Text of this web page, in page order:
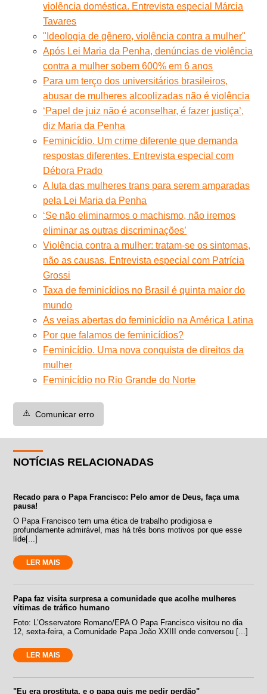
violência doméstica. Entrevista especial Márcia
Tavares
"Ideologia de gênero, violência contra a mulher"
Após Lei Maria da Penha, denúncias de violência
contra a mulher sobem 600% em 6 anos
Para um terço dos universitários brasileiros,
abusar de mulheres alcoolizadas não é violência
‘Papel de juiz não é aconselhar, é fazer justiça’,
diz Maria da Penha
Feminicídio. Um crime diferente que demanda
respostas diferentes. Entrevista especial com
Débora Prado
A luta das mulheres trans para serem amparadas
pela Lei Maria da Penha
‘Se não eliminarmos o machismo, não iremos
eliminar as outras discriminações’
Violência contra a mulher: tratam-se os sintomas,
não as causas. Entrevista especial com Patrícia
Grossi
Taxa de feminicídios no Brasil é quinta maior do
mundo
As veias abertas do feminicídio na América Latina
Por que falamos de feminicídios?
Feminicídio. Uma nova conquista de direitos da
mulher
Feminicídio no Rio Grande do Norte
⚠️ Comunicar erro
NOTÍCIAS RELACIONADAS
Recado para o Papa Francisco: Pelo amor de Deus, faça uma
pausa!
O Papa Francisco tem uma ética de trabalho prodigiosa e
profundamente admirável, mas há três bons motivos por que esse
líde[...]
LER MAIS
Papa faz visita surpresa a comunidade que acolhe mulheres
vítimas de tráfico humano
Foto: L’Osservatore Romano/EPA O Papa Francisco visitou no dia
12, sexta-feira, a Comunidade Papa João XXIII onde conversou [...]
LER MAIS
"Eu era prostituta, e o papa quis me pedir perdão"